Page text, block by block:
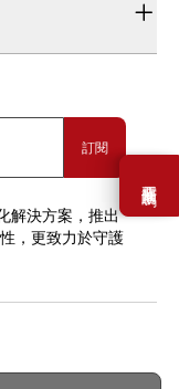
需要幫助嗎？
訂閱
解決方案，推出
，更致力於守護